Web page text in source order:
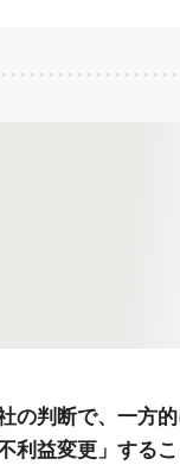
の判断で、一方
不利益変更」する